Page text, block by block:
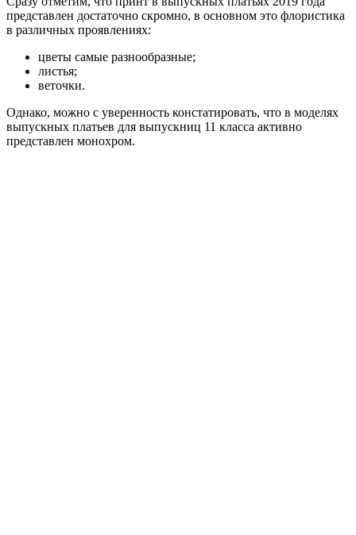
представлен достаточно скромно, в основном это флористика
в различных проявлениях:
цветы самые разнообразные;
листья;
веточки.
Однако, можно с уверенность констатировать, что в моделях
выпускных платьев для выпускниц 11 класса активно
представлен монохром.